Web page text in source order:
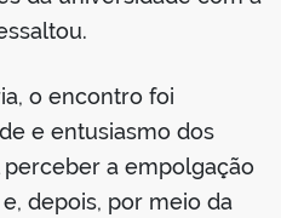
o encontro foi
e entusiasmo dos
perceber a empolgação
depois, por meio da